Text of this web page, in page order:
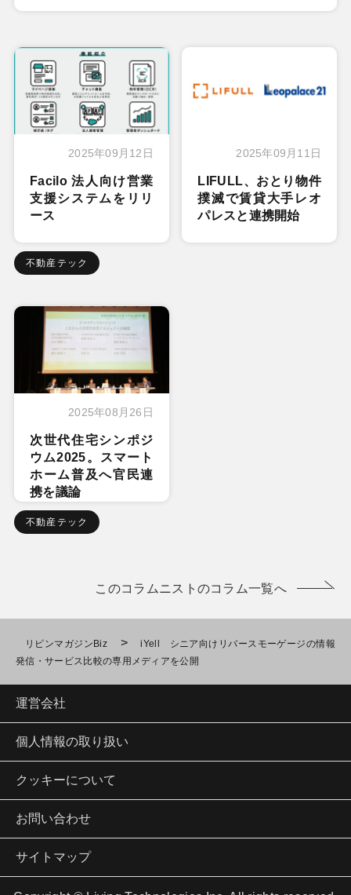
2025年09月12日
Facilo 法人向け営業
支援システムをリリ
ース
不動産テック
2025年09月11日
LIFULL、おとり物件
撲滅で賃貸大手レオ
パレスと連携開始
2025年08月26日
次世代住宅シンポジ
ウム2025。スマート
ホーム普及へ官民連
携を議論
不動産テック
このコラムニストのコラム一覧へ
リビンマガジンBiz >
iYell シニア向けリバースモーゲージの情報
発信・サービス比較の専用メディアを公開
運営会社
個人情報の取り扱い
クッキーについて
お問い合わせ
サイトマップ